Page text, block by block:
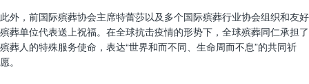
此外，前国际殡葬协会主席特蕾莎以及多个国际殡葬行业协会组织和友好
殡葬单位代表送上祝福。在全球抗击疫情的形势下，全球殡葬同仁承担了
殡葬人的特殊服务使命，表达“世界和而不同、生命周而不息”的共同祈
愿。